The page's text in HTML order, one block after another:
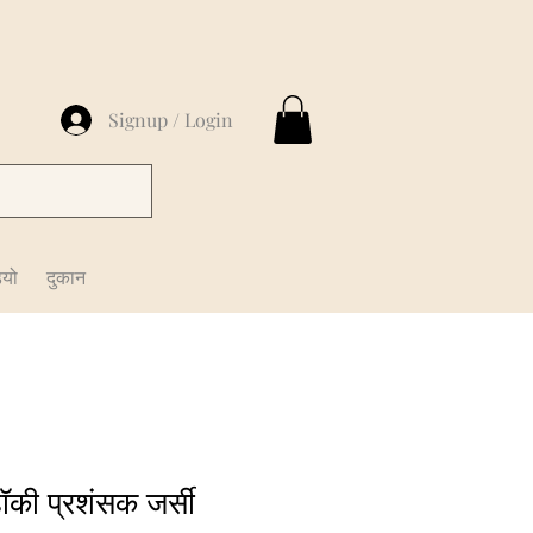
दुकान
Signup / Login
प्रशंसक जर्सी